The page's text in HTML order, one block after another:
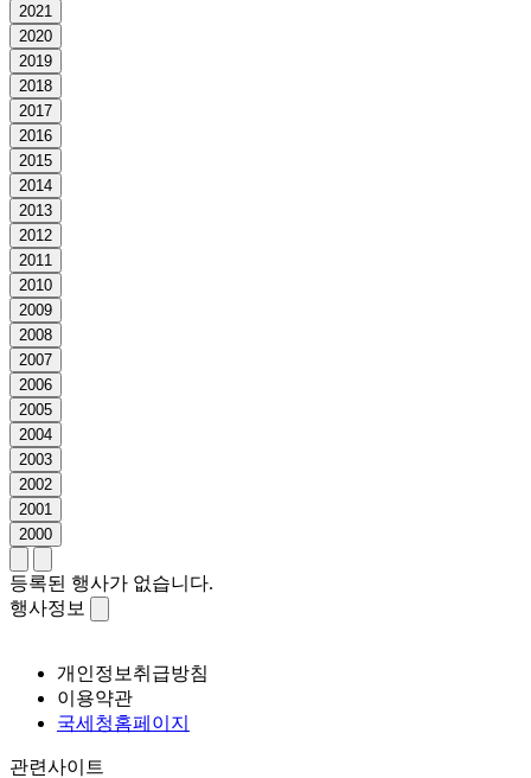
2021
2020
2019
2018
2017
2016
2015
2014
2013
2012
2011
2010
2009
2008
2007
2006
2005
2004
2003
2002
2001
2000
등록된 행사가 없습니다.
행사정보
개인정보취급방침
이용약관
국세청홈페이지
관련사이트